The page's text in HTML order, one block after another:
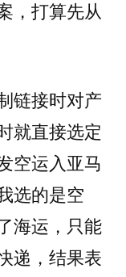
，打算先从
链接时对产
就直接选定
空运入亚马
选的是空
海运，只能
递，结果表